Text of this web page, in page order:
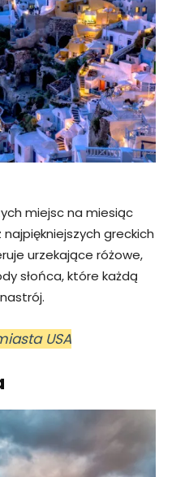
miejsc na miesiąc
greckich
urzekające różowe,
słońca, które każdą
USA